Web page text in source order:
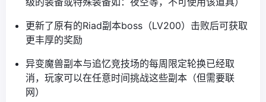
更新了原有的Riad副本boss（LV200）击败后可获取
更丰厚的奖励
异变魔兽副本与追忆竞技场的每周限定轮换已经取
消，玩家可以在任意时间挑战这些副本（但需要联
网）